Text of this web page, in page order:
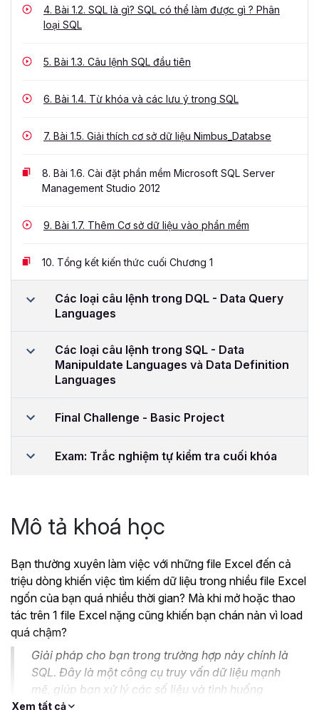
4. Bài 1.2. SQL là gì? SQL có thể làm được gì ? Phân
loại SQL
5. Bài 1.3. Câu lệnh SQL đầu tiên
6. Bài 1.4. Từ khóa và các lưu ý trong SQL
7. Bài 1.5. Giải thích cơ sở dữ liệu Nimbus_Databse
8. Bài 1.6. Cài đặt phần mềm Microsoft SQL Server
Management Studio 2012
9. Bài 1.7. Thêm Cơ sở dữ liệu vào phần mềm
10. Tổng kết kiến thức cuối Chương 1
Các loại câu lệnh trong DQL - Data Query
Languages
Các loại câu lệnh trong SQL - Data
Manipuldate Languages và Data Definition
Languages
Final Challenge - Basic Project
Exam: Trắc nghiệm tự kiểm tra cuối khóa
Mô tả khoá học
Bạn thường xuyên làm việc với những file Excel đến cả
triệu dòng khiến việc tìm kiếm dữ liệu trong nhiều file Excel
ngốn của bạn quá nhiều thời gian? Mà khi mở hoặc thao
tác trên 1 file Excel nặng cũng khiến bạn chán nản vì load
quá chậm?
Giải pháp cho bạn trong trường hợp này chính là
SQL. Đây là một công cụ truy vấn dữ liệu mạnh
mẽ, giúp bạn xử lý các số liệu và tình huống
phức tạp dễ dàng.
Xem tất cả